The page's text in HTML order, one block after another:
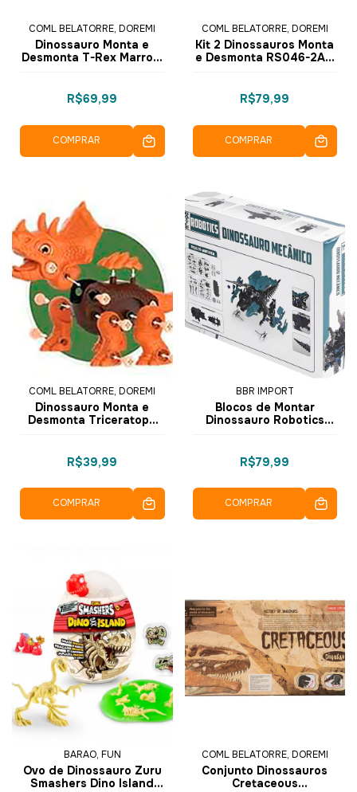
COML BELATORRE, DOREMI
Dinossauro Monta e
Desmonta T-Rex Marrom
R$69,99
COMPRAR
COML BELATORRE, DOREMI
Kit 2 Dinossauros Monta
e Desmonta RS046-2A -
R$79,99
COMPRAR
COML BELATORRE, DOREMI
Dinossauro Monta e
Desmonta Triceratopo
R$39,99
COMPRAR
BBR IMPORT
Blocos de Montar
Dinossauro Robotics
R$79,99
COMPRAR
BARAO, FUN
Ovo de Dinossauro Zuru
Smashers Dino Island
COML BELATORRE, DOREMI
Conjunto Dinossauros
Cretaceous